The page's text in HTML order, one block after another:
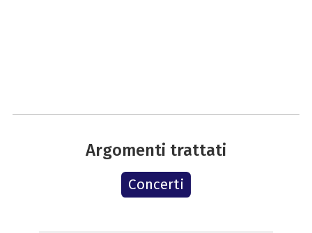
Argomenti trattati
Concerti